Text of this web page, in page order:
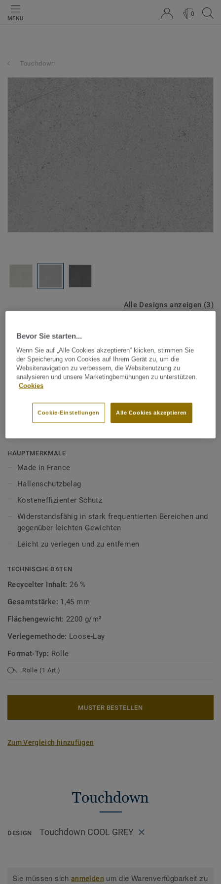
MENU
0
Touchdown
Alle Designs anzeigen (3)
Touchdown - Touchdown
COOL GREY
Touchdown ist ein PVC-Hallenschutzbelag im
Ausstellungen oder andere Veranstaltungen nutzen zu
können. Eine kosteneffiziente Bodenbelagslösung für den
gegenüber leichten Gewichten.
Sportböden
HAUPTMERKMALE
Made in France
Hallenschutzbelag
Kosteneffizienter Schutz
Widerstandsfähig in stark frequentierten Bereichen und
gegenüber leichten Gewichten
Leicht zu verlegen und zu entfernen
TECHNISCHE DATEN
Recycelter Inhalt: 26 %
Gesamtstärke: 1,45 mm
Flächengewicht: 2200 g/m²
Verlegemethode: Loose-Lay
Format-Typ: Rolle
Rolle (1 Art.)
MUSTER BESTELLEN
Zum Vergleich hinzufügen
Touchdown
DESIGN Touchdown COOL GREY
Sie müssen sichanmelden um die Warenverfügbarkeit zu
Bevor Sie starten...
Wenn Sie auf „Alle Cookies akzeptieren“ klicken, stimmen Sie
der Speicherung von Cookies auf Ihrem Gerät zu, um die
Websitenavigation zu verbessern, die Websitenutzung zu
analysieren und unsere Marketingbemühungen zu unterstützen.
Cookies
Alle Cookies akzeptieren
Cookie-Einstellungen